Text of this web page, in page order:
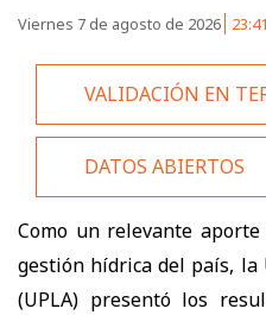
Viernes 7 de agosto de 2026 23:41
VALIDACIÓN EN
DATOS ABIERTOS
Como un relevante
gestión hídrica del país, la
(UPLA) presentó los